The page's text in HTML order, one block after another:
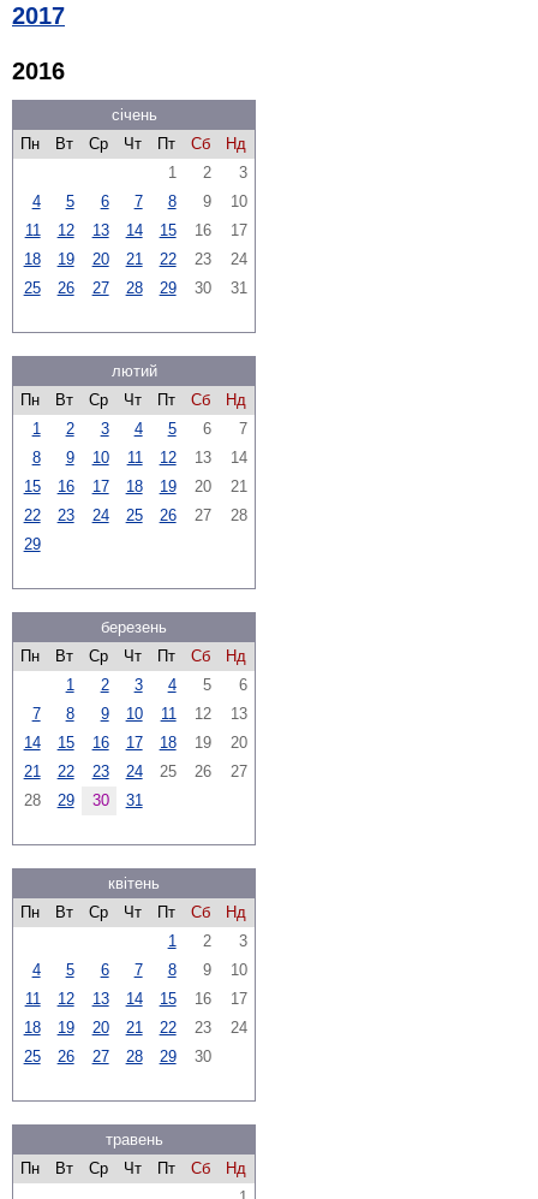
2017
2016
січень
Пн
Вт Ср Чт Пт Сб
Нд
1
2
3
4
5 6 7 8 9
10
11
12 13 14 15 16
17
18
19 20 21 22 23
24
25
26 27 28 29 30 31
лютий
Пн
Вт Ср Чт Пт Сб
Нд
1
2 3 4 5 6
7
8
9 10 11 12 13
14
15
16 17 18 19 20
21
22
23 24 25 26 27
28
29
березень
Пн
Вт Ср Чт Пт Сб
Нд
1
2 3 4 5
6
7
8 9 10 11 12
13
14
15 16 17 18 19
20
21
22 23 24 25 26
27
28
29 30 31
квітень
Пн
Вт Ср Чт Пт Сб
Нд
1
2
3
4
5 6 7 8 9
10
11
12 13 14 15 16
17
18
19 20 21 22 23
24
25
26 27 28 29 30
травень
Пн
Вт Ср Чт Пт Сб
Нд